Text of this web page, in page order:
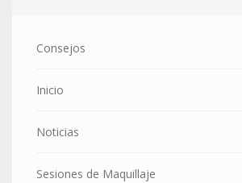
Consejos
Inicio
Noticias
Sesiones de Maquillaje